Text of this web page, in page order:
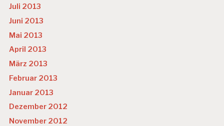
Juli 2013
Juni 2013
Mai 2013
April 2013
März 2013
Februar 2013
Januar 2013
Dezember 2012
November 2012